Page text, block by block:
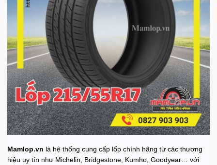
Mamlop.vn là hệ thống cung cấp lốp chính hãng từ các thương
hiệu uy tín như Michelin, Bridgestone, Kumho, Goodyear… với